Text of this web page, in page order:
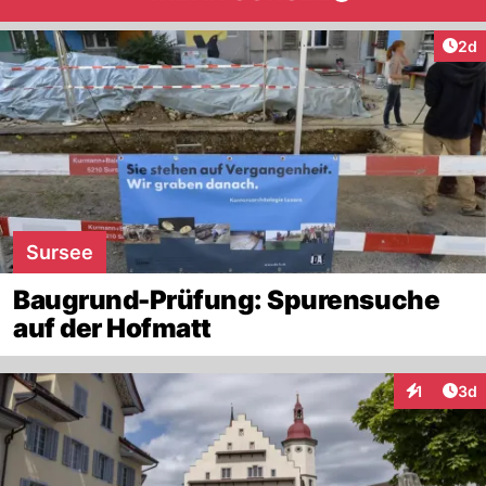
2d
Sursee
Baugrund-Prüfung: Spurensuche
auf der Hofmatt
1 3d